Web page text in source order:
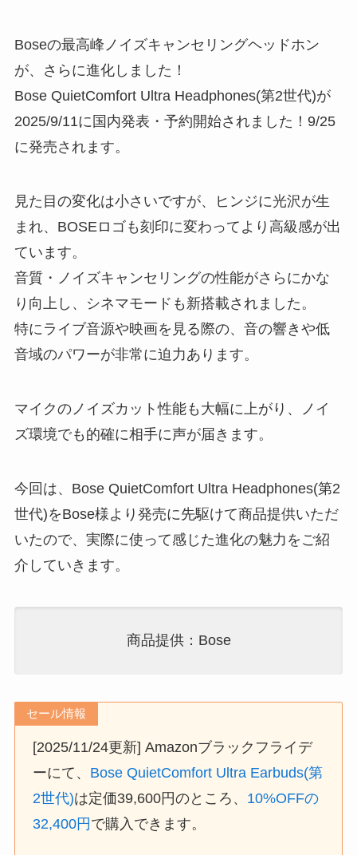
Boseの最高峰ノイズキャンセリングヘッドホン
が、さらに進化しました！
Bose QuietComfort Ultra Headphones(第2世代)が
2025/9/11に国内発表・予約開始されました！9/25
に発売されます。
見た目の変化は小さいですが、ヒンジに光沢が生
まれ、BOSEロゴも刻印に変わってより高級感が出
ています。
音質・ノイズキャンセリングの性能がさらにかな
り向上し、シネマモードも新搭載されました。
特にライブ音源や映画を見る際の、音の響きや低
音域のパワーが非常に迫力あります。
マイクのノイズカット性能も大幅に上がり、ノイ
ズ環境でも的確に相手に声が届きます。
今回は、Bose QuietComfort Ultra Headphones(第2
世代)をBose様より発売に先駆けて商品提供いただ
いたので、実際に使って感じた進化の魅力をご紹
介していきます。
商品提供：Bose
セール情報
[2025/11/24更新] Amazonブラックフライデ
ーにて、 Bose QuietComfort Ultra Earbuds(第
2世代)は定価39,600円のところ、 10%OFFの
32,400円 で購入できます。